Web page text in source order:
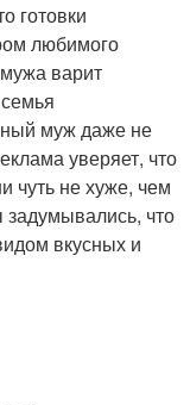
готовки
любимого
варит
муж даже не
уверяет, что
чуть не хуже, чем
что
вкусных и